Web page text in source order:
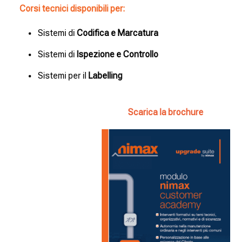
Corsi tecnici disponibili per:
Sistemi di Codifica e Marcatura
Sistemi di Ispezione e Controllo
Sistemi per il Labelling
Scarica la brochure